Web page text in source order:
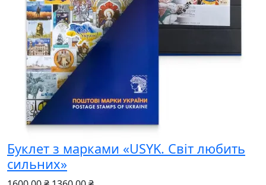
Буклет з марками «USYK. Світ любить
сильних»